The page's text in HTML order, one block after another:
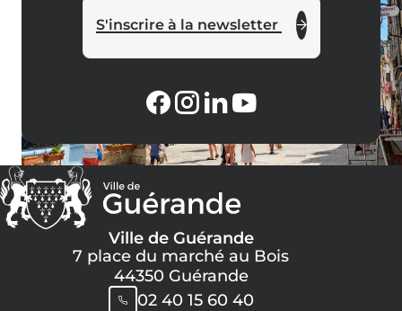
S'inscrire à la newsletter
Ville de Guérande
7 place du marché au Bois
44350 Guérande
02 40 15 60 40